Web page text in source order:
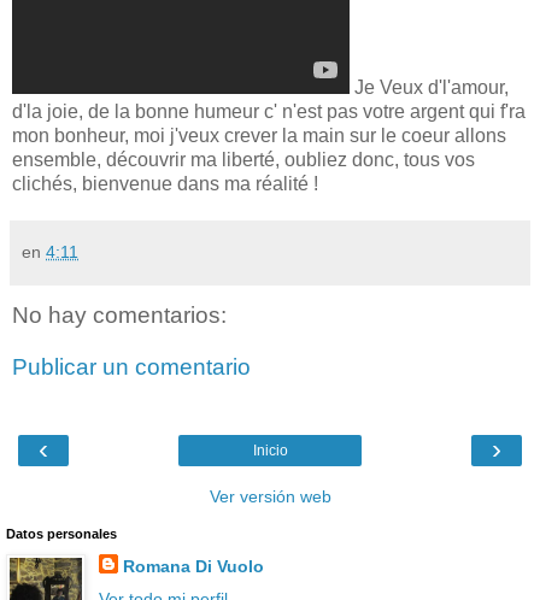
Je Veux d'l'amour,
d'la joie, de la bonne humeur c' n'est pas votre argent qui f'ra
mon bonheur, moi j'veux crever la main sur le coeur allons
ensemble, découvrir ma liberté, oubliez donc, tous vos
clichés, bienvenue dans ma réalité !
en 4:11
No hay comentarios:
Publicar un comentario
‹ ›
Inicio
Ver versión web
Datos personales
Romana Di Vuolo